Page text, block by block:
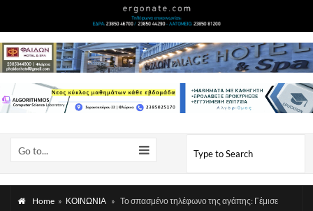
Go to...
Home » ΚΟΙΝΩΝΙΑ » Το σπασμένο τηλέφωνο της αγάπης: Γέμισε